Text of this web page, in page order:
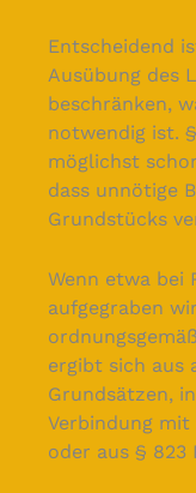
Entscheidend
Ausübung des
beschränken,
notwendig ist.
möglichst
dass unnötige
Grundstücks
Wenn etwa bei
aufgegraben
ergibt sich aus
Grundsätzen,
Verbindung
oder aus § 823